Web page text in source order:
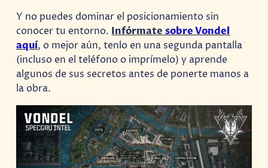
Y no puedes dominar el posicionamiento sin
conocer tu entorno. Infórmatesobre Vondel
aquí, o mejor aún, tenlo en una segunda pantalla
(incluso en el teléfono o imprímelo) y aprende
algunos de sus secretos antes de ponerte manos a
la obra.